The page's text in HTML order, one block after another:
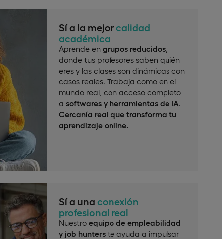
Sí a la mejorcalidad
académica
Aprende en grupos reducidos
donde tus profesores saben quién
eres y las clases son dinámicas con
casos reales. Trabaja como en el
mundo real, con acceso completo
a softwares y herramientas de IA.
Cercanía real que transforma tu
aprendizaje online.
Sí a una conexión
profesional real
Nuestro equipo de empleabilidad
y job hunters te ayuda a impulsar